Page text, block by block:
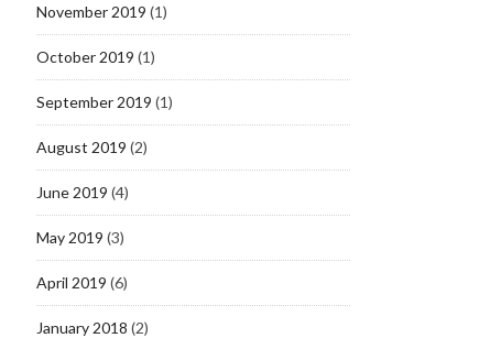
November 2019 (1)
October 2019 (1)
September 2019 (1)
August 2019 (2)
June 2019 (4)
May 2019 (3)
April 2019 (6)
January 2018 (2)